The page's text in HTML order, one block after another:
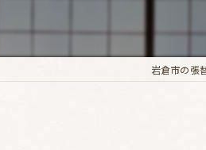
岩倉市の張